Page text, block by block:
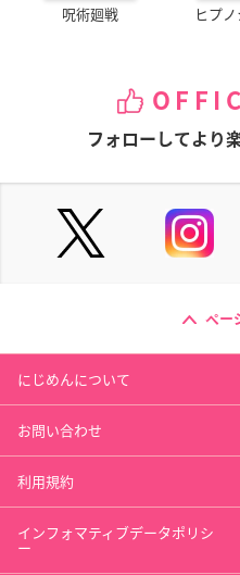
呪術廻戦 ヒプ
フォローしてより
ペー
にじめんについて
お問い合わせ
利用規約
インフォマティブデータポリシ
ー